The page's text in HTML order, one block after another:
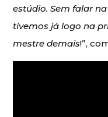
estúdio. Sem falar
tivemos já logo na
mestre demais!”,